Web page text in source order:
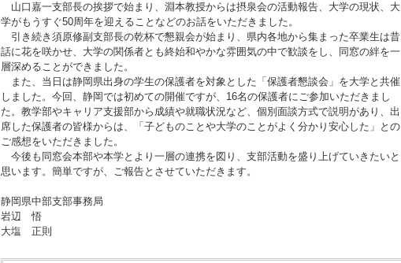
山口嘉一支部長の挨拶で始まり、淵本教授からは摂泉会の活動報告、大学の現状、大
学がもうすぐ50周年を迎えることなどのお話をいただきました。
引き続き須原修副支部長の乾杯で懇親会が始まり、県内各地から集まった卒業生は昔
話に花を咲かせ、大学の関係者とも終始和やかな雰囲気の中で歓談をし、同窓の絆を一
層深めることができました。
また、当日は静岡県出身の学生の保護者を対象とした「保護者懇談会」を大学と共催
しました。今回、静岡では初めての開催ですが、16名の保護者にご参加いただきまし
た。教学部やキャリア支援部から成績や就職状況など、個別面談方式で説明があり、出
席した保護者の皆様からは、「子どものことや大学のことがよく分かり安心した」との
ご感想をいただきました。
今後も同窓会本部や本学とより一層の連携を図り、支部活動を盛り上げていきたいと
思います。簡単ですが、ご報告とさせていただきます。
静岡県中部支部事務局
岩辺 悟
大塩 正則